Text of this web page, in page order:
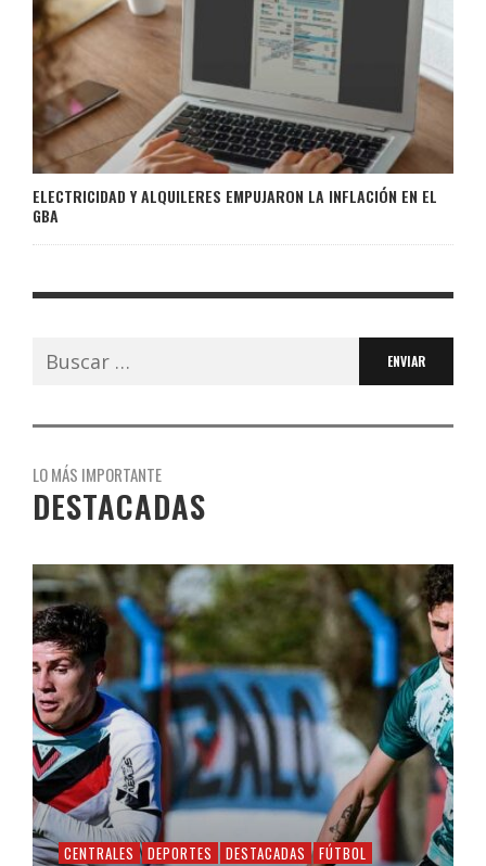
ELECTRICIDAD Y ALQUILERES EMPUJARON LA INFLACIÓN EN EL
GBA
Buscar:
LO MÁS IMPORTANTE
DESTACADAS
CENTRALES DEPORTES DESTACADAS FÚTBOL